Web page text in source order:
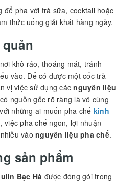
để pha với trà sữa, cocktail hoặc
thức uống giải khát hàng ngày.
khô ráo, thoáng mát, tránh
vào. Để có được một cốc trà
vị việc sử dụng cácnguyên liệu
nguồn gốc rõ ràng là vô cùng
những ai muốn pha chế kinh
, việc pha chế ngon, lợi nhuận
vào nguyên liệu pha chế.
sản phẩm
Bạc Hà được đóng gói trong